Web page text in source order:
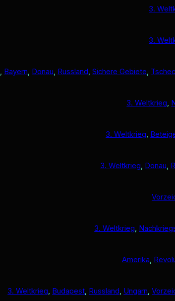
3.
3.
, Bayern, Donau, Russland, Sichere Gebiete,
3. Weltkrieg,
3. Weltkrieg,
3. Weltkrieg, Donau,
3. Weltkrieg,
Amerika,
3. Weltkrieg, Budapest, Russland, Ungarn,